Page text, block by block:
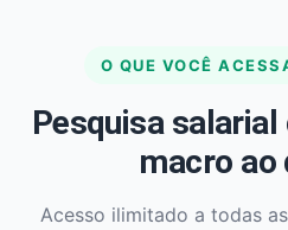
O QUE VOCÊ
Pesquisa
macro ao
Acesso ilimitado a todas